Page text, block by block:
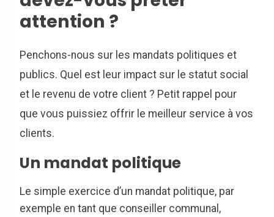
attention ?
Penchons-nous sur les mandats politiques et
publics. Quel est leur impact sur le statut social
et le revenu de votre client ? Petit rappel pour
que vous puissiez offrir le meilleur service à vos
clients.
Un mandat politique
Le simple exercice d’un mandat politique, par
exemple en tant que conseiller communal,